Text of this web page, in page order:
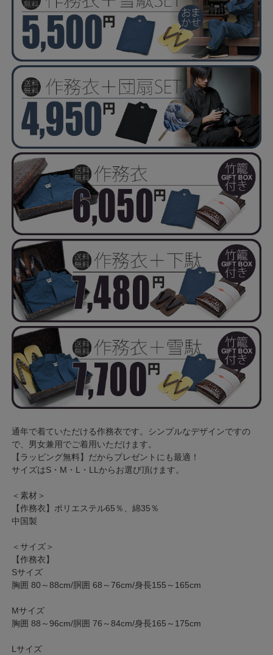
通年で着ていただける作務衣です。シンプルなデザインですの
で、男女兼用でご着用いただけます。
【ラッピング無料】だからプレゼントにも最適！
サイズはS・M・L・LLからお選び頂けます。
＜素材＞
【作務衣】ポリエステル65％、綿35％
中国製
＜サイズ＞
【作務衣】
Sサイズ
胸囲 80～88cm/胴囲 68～76cm/身長155～165cm
Mサイズ
胸囲 88～96cm/胴囲 76～84cm/身長165～175cm
Lサイズ